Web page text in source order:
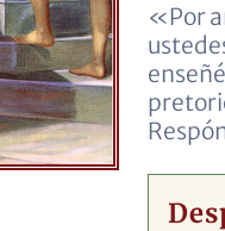
«Por